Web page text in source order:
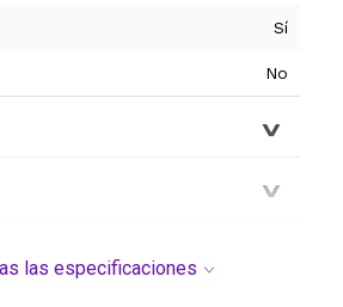
Sí
No
las especificaciones